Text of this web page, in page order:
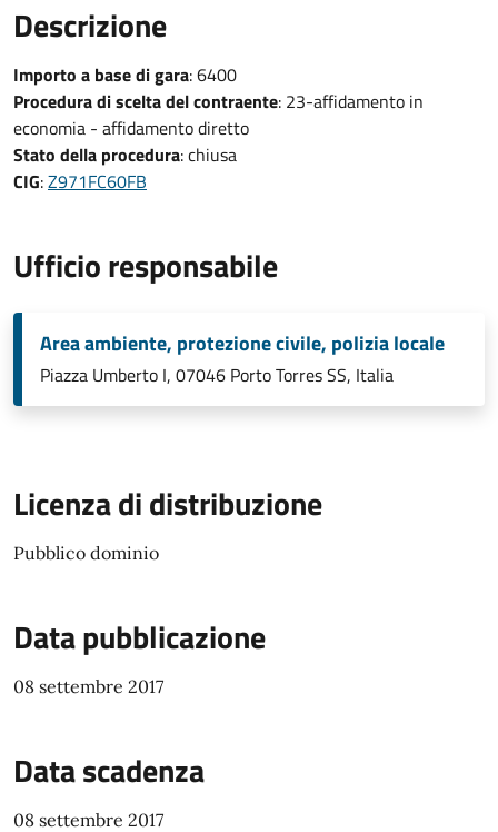
Descrizione
Importo a base di gara: 6400
Procedura di scelta del contraente: 23-affidamento in
economia - affidamento diretto
Stato della procedura: chiusa
CIG:Z971FC60FB
Ufficio responsabile
Area ambiente, protezione civile, polizia locale
Piazza Umberto I, 07046 Porto Torres SS, Italia
Licenza di distribuzione
Pubblico dominio
Data pubblicazione
08 settembre 2017
Data scadenza
08 settembre 2017